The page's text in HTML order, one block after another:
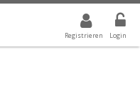
Registrieren Login
WERT IST ALLE